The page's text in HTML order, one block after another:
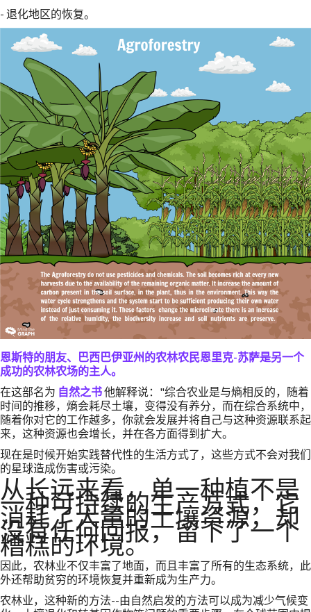
- 退化地区的恢复。
恩斯特的朋友、巴西巴伊亚州的农林农民恩里克-苏萨是另一个
成功的农林农场的主人。
在这部名为 自然之书他解释说："综合农业是与熵相反的，随着
时间的推移，熵会耗尽土壤，变得没有养分，而在综合系统中，
随着你对它的工作越多，你就会发展并将自己与这种资源联系起
来，这种资源也会增长，并在各方面得到扩大。
现在是时候开始实践替代性的生活方式了，这些方式不会对我们
的星球造成伤害或污染。
从长远来看，单一种植不是
一种可持续的生产方式，它
消耗了大量的土壤资源，却
没有任何回报，留下了一个
糟糕的环境。
因此，农林业不仅丰富了地面，而且丰富了所有的生态系统，此
外还帮助贫穷的环境恢复并重新成为生产力。
农林业，这种新的方法--由自然启发的方法可以成为减少气候变